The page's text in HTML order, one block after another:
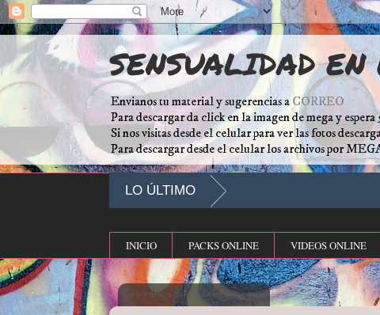
SENSUALIDAD EN
Envianos tu material y sugerencias a CORREO
Para descargar da click en la imagen de mega y
Si nos visitas desde el celular para ver las fotos
Para descargar desde el celular los archivos por
LO ÚLTIMO
INICIO PACKS ONLINE VIDEOS ONLINE
viernes, 25 de marzo de 2016